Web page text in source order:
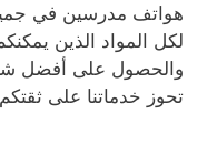
هواتف مدرسين في
لكل المواد الذين
والحصول على أفضل
تحوز خدماتنا على